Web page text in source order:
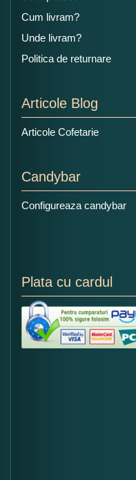
Ce nota acordati
Copiati alaturi
Cum livram?
Unde livram?
Politica de returnare
Articole Blog
Articole Cofetarie
Candybar
Configureaza candybar
Plata cu cardul